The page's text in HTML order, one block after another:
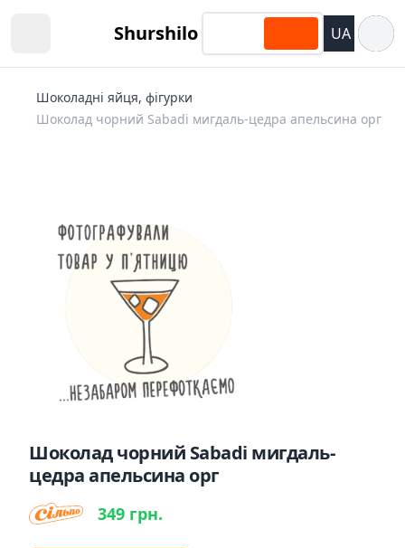
Shurshilo UA
Шоколадні яйця, фігурки
Шоколад чорний Sabadi мигдаль-цедра апельсина орг
Шоколад чорний Sabadi мигдаль-
цедра апельсина орг
349 грн.